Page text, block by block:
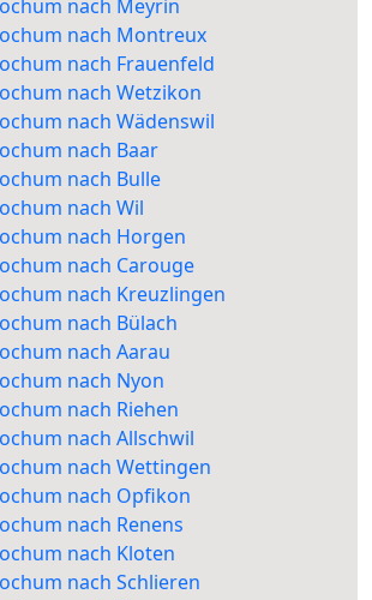
nach Meyrin
nach Montreux
nach Frauenfeld
nach Wetzikon
nach Wädenswil
nach Baar
nach Bulle
nach Wil
nach Horgen
nach Carouge
nach Kreuzlingen
nach Bülach
nach Aarau
nach Nyon
nach Riehen
nach Allschwil
nach Wettingen
nach Opfikon
nach Renens
nach Kloten
nach Schlieren